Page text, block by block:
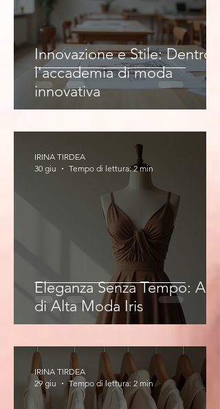
Innovazione e Stile: Dentro
l'accademia di moda
innovativa
Eleganza Senza Tempo: Abiti
di Alta Moda Iris
IRINA TIRDEA
30 giu
Tempo di lettura: 2 min
IRINA TIRDEA
29 giu
Tempo di lettura: 2 min